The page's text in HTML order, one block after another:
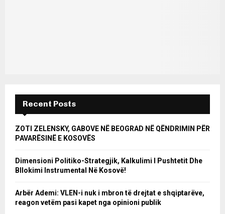
Recent Posts
ZOTI ZELENSKY, GABOVE NË BEOGRAD NË QËNDRIMIN PËR
PAVARËSINË E KOSOVËS
Dimensioni Politiko-Strategjik, Kalkulimi I Pushtetit Dhe
Bllokimi Instrumental Në Kosovë!
Arbër Ademi: VLEN-i nuk i mbron të drejtat e shqiptarëve,
reagon vetëm pasi kapet nga opinioni publik